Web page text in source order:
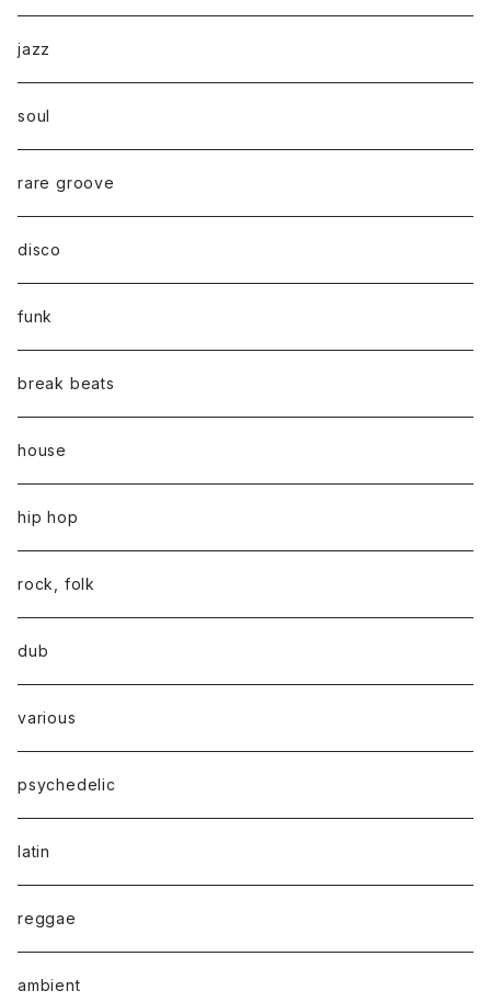
jazz
soul
rare groove
disco
funk
break beats
house
hip hop
rock, folk
dub
various
psychedelic
latin
reggae
ambient